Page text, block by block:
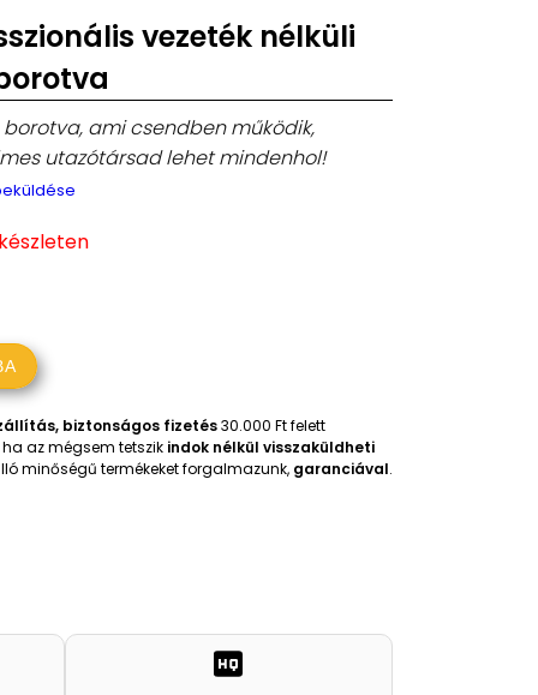
vezeték nélküli
ami csendben működik,
utazótársad lehet mindenhol!
biztonságos fizetés30.000 Ft felett
az mégsem tetszik indok nélkül visszaküldheti
minőségű termékeket forgalmazunk, garanciával.